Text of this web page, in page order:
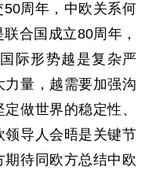
周年，中欧关系何
合国成立80周年，
际形势越是复杂严
量，越需要加强沟
做世界的稳定性、
导人会晤是关键节
期待同欧方总结中欧